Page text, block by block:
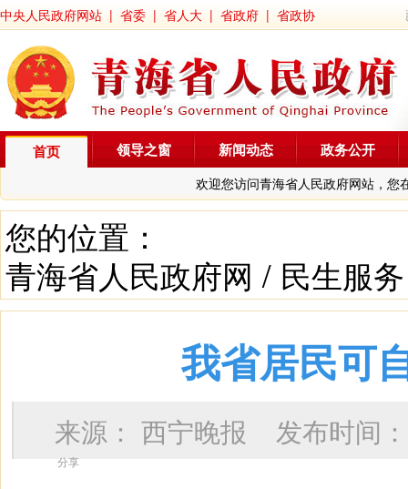
中央人民政府网站 | 省委 | 省人大 | 省政府 | 省政协
首页
欢迎您访问青海省人民政府网站，您
领导之窗 新闻动态 政务公开
您的位置：
青海省人民政府网 / 民生服务
我省居民可
来源： 西宁晚报 发布时间
分享